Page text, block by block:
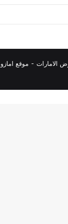
الامارات - موقع